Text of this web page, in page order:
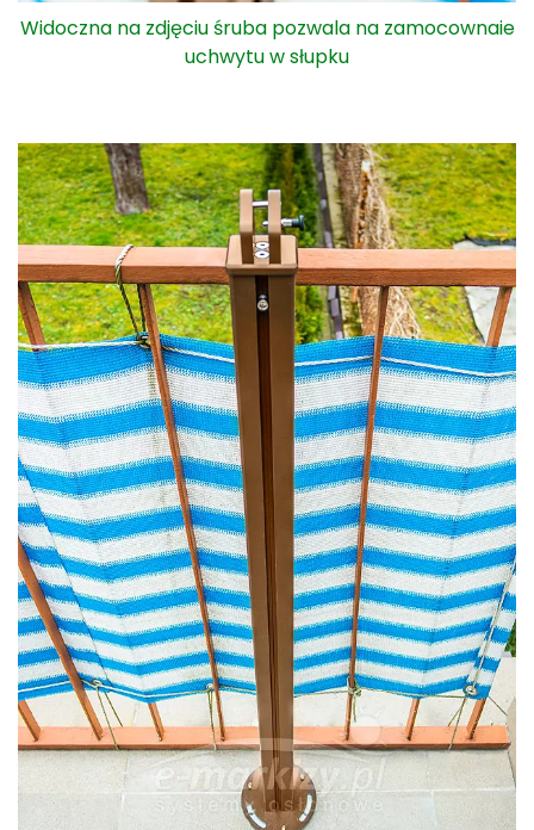
Widok słupka od boku